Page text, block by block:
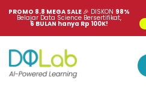
PROMO 8.8 MEGA SALE 🎉 DISKON 98%
Belajar Data Science Bersertifikat,
6 BULAN hanya Rp 100K!